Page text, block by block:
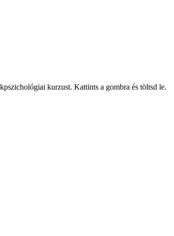
kurzust. Kattints a gombra és töltsd le.